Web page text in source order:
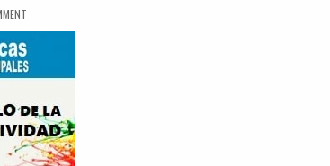
ON
LOS
30
CÍRCULOS